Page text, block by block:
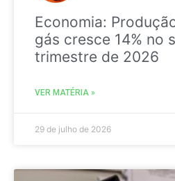
Economia:
gás cresce 14% no
trimestre de 2026
VER MATÉRIA »
29 de julho de 2026